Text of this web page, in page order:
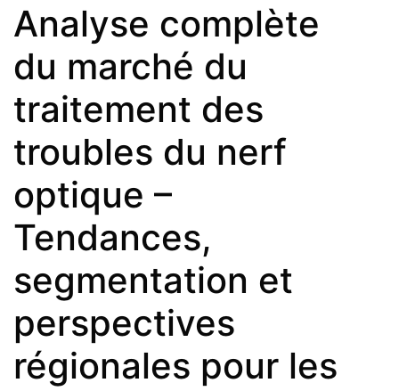
Analyse complète
du marché du
traitement des
troubles du nerf
optique –
Tendances,
segmentation et
perspectives
régionales pour les